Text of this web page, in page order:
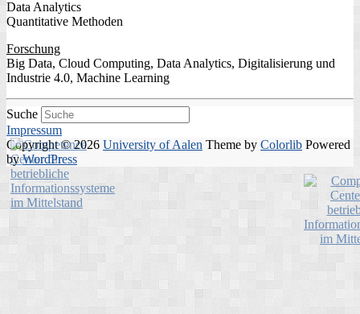
Data Analytics
Quantitative Methoden
Forschung
Big Data, Cloud Computing, Data Analytics, Digitalisierung und
Industrie 4.0, Machine Learning
Suche
Impressum
Copyright © 2026 University of Aalen Theme by Colorlib Powered
byWordPress